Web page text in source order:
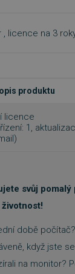
, licence na 3
produktu
licence
1,
svůj
době
když jste
na monitor?